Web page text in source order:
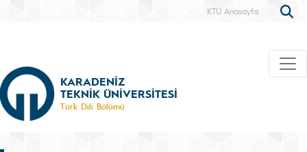
KTÜ Anasayfa
KARADENİZ
TEKNİK ÜNİVERSİTESİ
Türk Dili Bölümü